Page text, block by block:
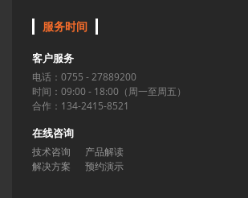
服务时间
客户服务
电话：0755 - 27889200
时间：09:00 - 18:00（周一至周五）
合作：134-2415-8521
在线咨询
技术咨询
产品解读
解决方案
预约演示